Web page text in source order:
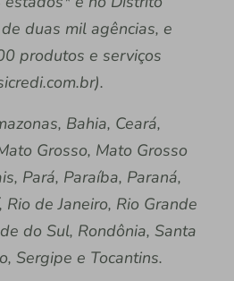
duas mil agências, e
produtos e serviços
Bahia, Ceará,
Grosso, Mato Grosso
Pará, Paraíba, Paraná,
Rio de Janeiro, Rio Grande
do Sul, Rondônia, Santa
Sergipe e Tocantins.